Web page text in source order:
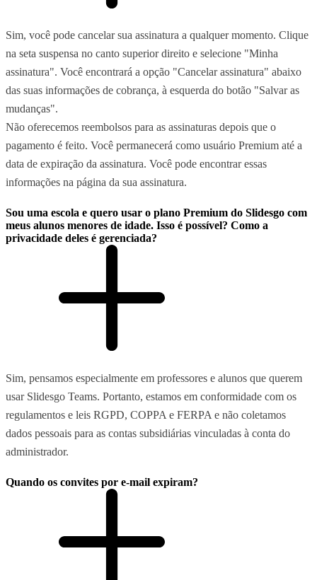
Sim, você pode cancelar sua assinatura a qualquer momento. Clique
na seta suspensa no canto superior direito e selecione "Minha
assinatura". Você encontrará a opção "Cancelar assinatura" abaixo
das suas informações de cobrança, à esquerda do botão "Salvar as
mudanças".
Não oferecemos reembolsos para as assinaturas depois que o
pagamento é feito. Você permanecerá como usuário Premium até a
data de expiração da assinatura. Você pode encontrar essas
informações na página da sua assinatura.
Sou uma escola e quero usar o plano Premium do Slidesgo com
meus alunos menores de idade. Isso é possível? Como a
privacidade deles é gerenciada?
Sim, pensamos especialmente em professores e alunos que querem
usar Slidesgo Teams. Portanto, estamos em conformidade com os
regulamentos e leis RGPD, COPPA e FERPA e não coletamos
dados pessoais para as contas subsidiárias vinculadas à conta do
administrador.
Quando os convites por e-mail expiram?